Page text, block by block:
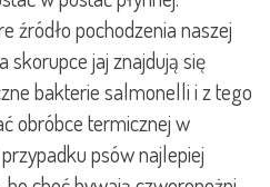
źródło pochodzenia naszej
skorupce jaj znajdują się
bakterie salmonelli i z tego
obróbce termicznej w
psów najlepiej